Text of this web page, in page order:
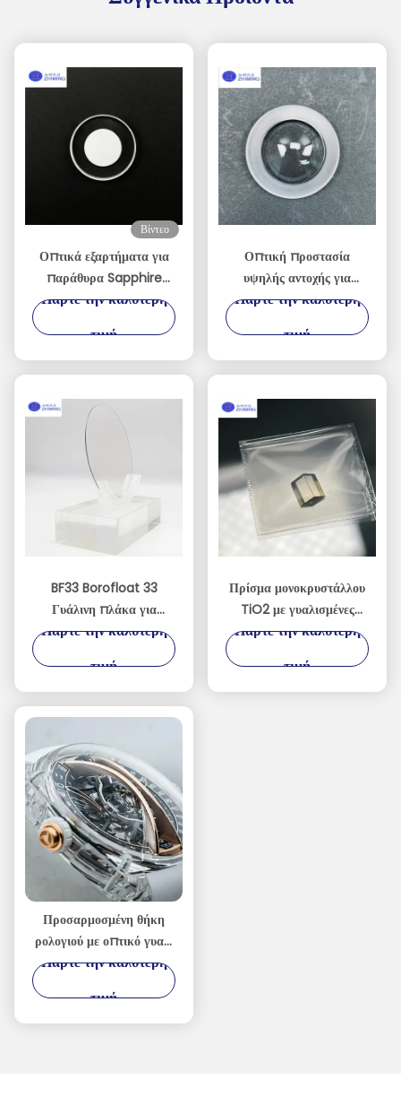
Βίντεο
Οπτικά εξαρτήματα για
παράθυρα Sapphire
κατασκευασμένα κατά
Πάρτε την καλύτερη
τιμή
Οπτική προστασία
υψηλής αντοχής για
ακραία περιβάλλοντα
Πάρτε την καλύτερη
τιμή
BF33 Borofloat 33
Γυάλινη πλάκα για
οπτική MEMS ημιαγωγών
Πάρτε την καλύτερη
τιμή
Πρίσμα μονοκρυστάλλου
TiO2 με γυαλισμένες
επιφάνειες τριών
οπτική έρευνα
Πάρτε την καλύτερη
τιμή
Προσαρμοσμένη θήκη
ρολογιού με οπτικό γυαλί
Sapphire Crystal Bezel
Πάρτε την καλύτερη
τιμή